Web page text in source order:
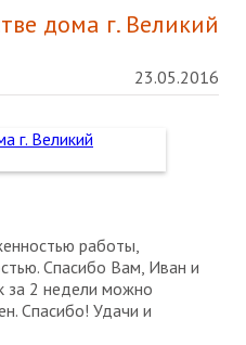
дома г. Великий
23.05.2016
работы,
Спасибо Вам, Иван и
за 2 недели можно
Спасибо! Удачи и